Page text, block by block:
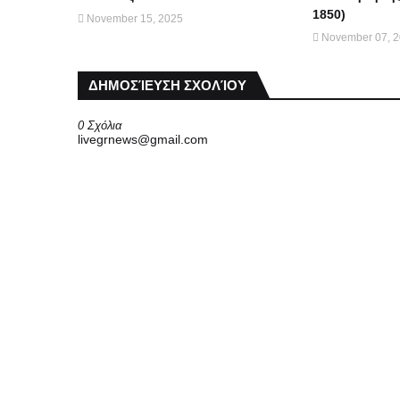
November 15, 2025
1850)
November 07,
ΔΗΜΟΣΊΕΥΣΗ ΣΧΟΛΊΟΥ
0 Σχόλια
livegrnews@gmail.com